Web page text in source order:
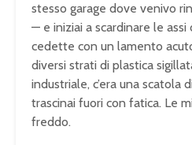
stesso garage dove venivo
— e iniziai a scardinare le assi
cedette con un lamento
diversi strati di plastica
industriale, c’era una scatola
trascinai fuori con fatica. Le
freddo.